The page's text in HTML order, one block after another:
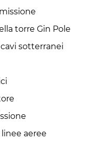
torre Gin Pole
sotterranei
aeree